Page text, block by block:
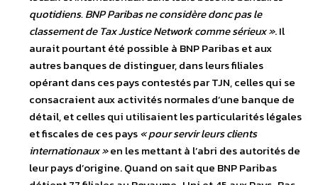
quotidiens. BNP Paribas ne considère donc pas le
classement de Tax Justice Network comme sérieux ». Il
aurait pourtant été possible à BNP Paribas et aux
autres banques de distinguer, dans leurs filiales
opérant dans ces pays contestés par TJN, celles qui se
consacraient aux activités normales d’une banque de
détail, et celles qui utilisaient les particularités légales
et fiscales de ces pays« pour servir leurs clients
internationaux »en les mettant à l’abri des autorités de
leur pays d’origine. Quand on sait que BNP Paribas